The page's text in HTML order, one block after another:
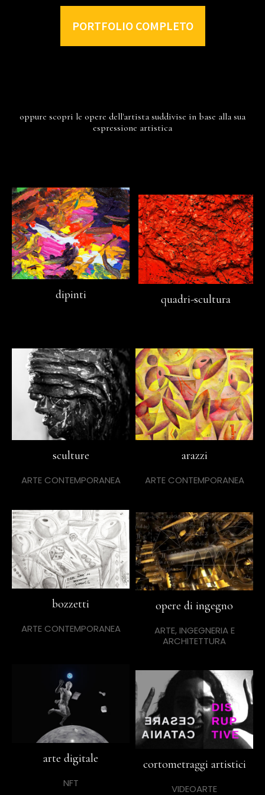
PORTFOLIO COMPLETO
oppure scopri le opere dell'artista suddivise in base alla sua
espressione artistica
dipinti quadri-scultura
sculture
ARTE CONTEMPORANEA
arazzi
ARTE CONTEMPORANEA
bozzetti
ARTE CONTEMPORANEA
opere di ingegno
ARTE, INGEGNERIA E
ARCHITETTURA
arte digitale
NFT
cortometraggi artistici
VIDEOARTE